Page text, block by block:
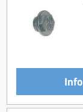
Info